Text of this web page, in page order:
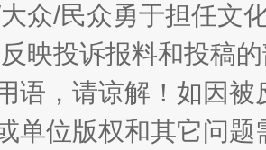
用工荒背后
众/民众勇于担任文
映投诉报料和投稿
语，请谅解！如因
单位版权和其它问题